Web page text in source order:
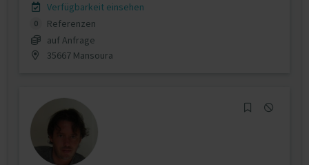
Verfügbarkeit einsehen
0
Referenzen
auf Anfrage
35667 Mansoura